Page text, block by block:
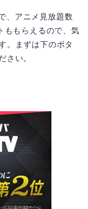
、アニメ見放題数
ももらえるので、気
。まずは下のボタ
さい。